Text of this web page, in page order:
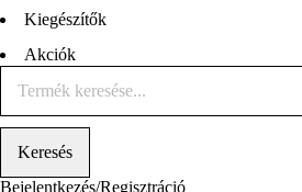
Kiegészítők
Akciók
Bejelentkezés/Regisztráció